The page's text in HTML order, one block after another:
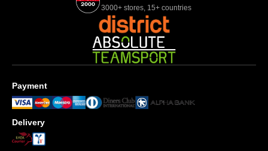
3000+ stores, 15+ countries
Payment
Delivery